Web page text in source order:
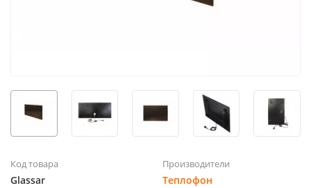
Код товара
Glassar
Производители
Теплофон